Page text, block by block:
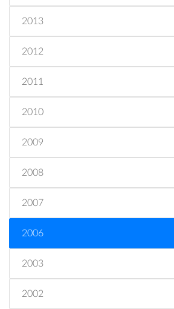
2013
2012
2011
2010
2009
2008
2007
2006
2003
2002